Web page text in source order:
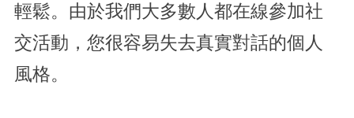
輕鬆。由於我們大多數人都在線參加社
交活動，您很容易失去真實對話的個人
風格。